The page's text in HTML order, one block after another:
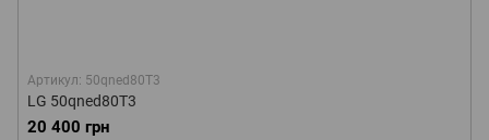
Артикул: 50qned80T3
LG 50qned80T3
20 400 грн